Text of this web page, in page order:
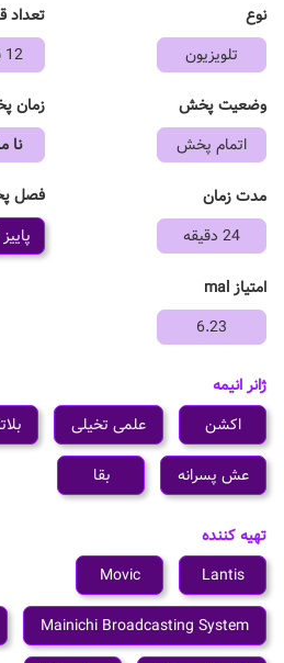
نوع
تلویزیون
12 قسمت
وضعیت پخش
اتمام پخش
زمان
مدت زمان
24 دقیقه
فصل
پاییز 1389
امتیاز mal
6.23
ژانر انیمه
اکشن
علمی تخیلی
عش پسرانه بقا
تهیه کننده
Lantis
Movic
Mainichi Broadcasting System